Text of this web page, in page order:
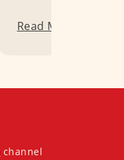
Read More
channel